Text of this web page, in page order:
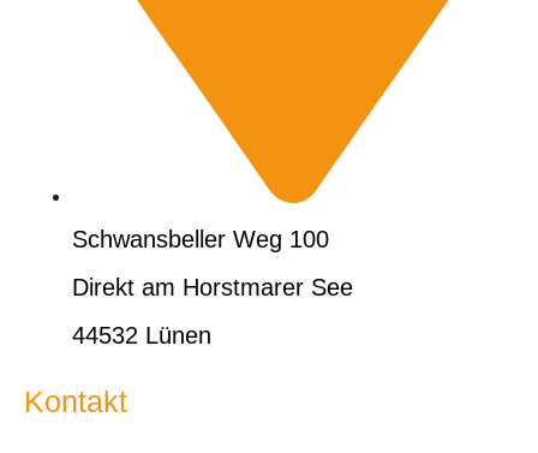
Schwansbeller Weg 100
Direkt am Horstmarer See
44532 Lünen
Kontakt